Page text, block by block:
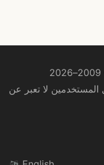
لا تعبر عن